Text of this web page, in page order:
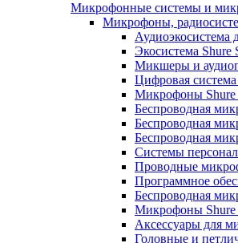
Микрофонные системы и
Микрофоны,
Аудиоэкосистема
Экосистема Shure
Микшеры и
Цифровая
Микрофоны Shure
Беспроводная
Беспроводная
Беспроводная
Системы
Проводные
Программное
Беспроводная
Микрофоны Shure
Аксессуары для
Головные и